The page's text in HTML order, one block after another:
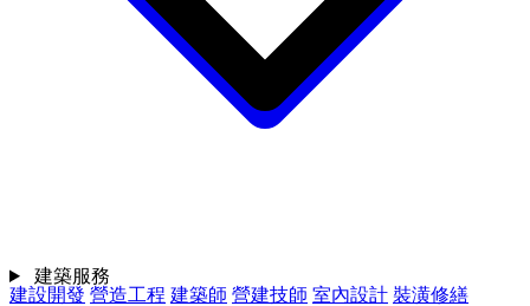
建設開發 營造工程 建築師 營建技師 室內設計 裝潢修繕
建築服務